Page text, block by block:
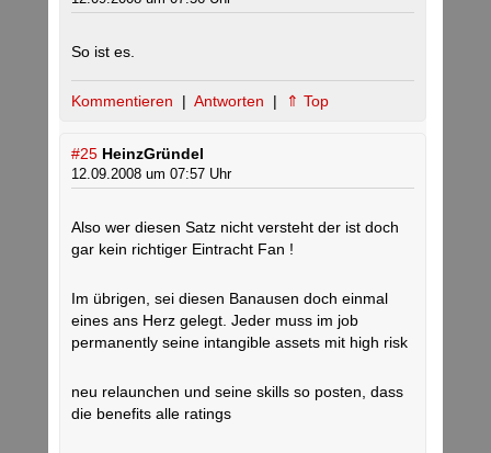
So ist es.
Kommentieren | Antworten | ⇑ Top
#25 HeinzGründel
12.09.2008 um 07:57 Uhr
Also wer diesen Satz nicht versteht der ist doch
gar kein richtiger Eintracht Fan !
Im übrigen, sei diesen Banausen doch einmal
eines ans Herz gelegt. Jeder muss im job
permanently seine intangible assets mit high risk
neu relaunchen und seine skills so posten, dass
die benefits alle ratings